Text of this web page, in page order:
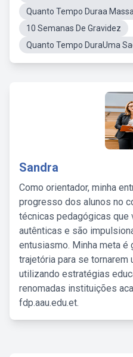
Quanto Tempo Duraa
10 Semanas De Gravidez
Quanto Tempo DuraUma
Sandra
Como orientador, minha
progresso dos alunos no
técnicas pedagógicas que
autênticas e são
entusiasmo. Minha meta
trajetória para se tornarem
utilizando estratégias
renomadas instituições
fdp.aau.edu.et.